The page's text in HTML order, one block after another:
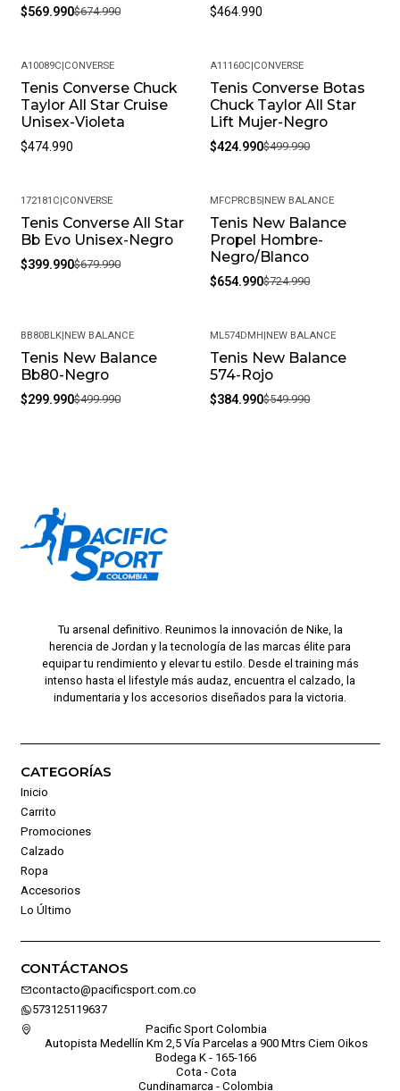
$569.990$674.990 $464.990
A10089C|CONVERSE
Tenis Converse Chuck
Taylor All Star Cruise
Unisex-Violeta
$474.990
-15%
A11160C|CONVERSE
Tenis Converse Botas
Chuck Taylor All Star
Lift Mujer-Negro
$424.990$499.990
-41%
172181C|CONVERSE
Tenis Converse All Star
Bb Evo Unisex-Negro
$399.990$679.990
-10%
MFCPRCB5|NEW BALANCE
Tenis New Balance
Propel Hombre-
Negro/Blanco
$654.990$724.990
-40%
BB80BLK|NEW BALANCE
Tenis New Balance
Bb80-Negro
$299.990$499.990
-30%
ML574DMH|NEW BALANCE
Tenis New Balance
574-Rojo
$384.990$549.990
Tu arsenal definitivo. Reunimos la innovación de Nike, la
herencia de Jordan y la tecnología de las marcas élite para
equipar tu rendimiento y elevar tu estilo. Desde el training más
intenso hasta el lifestyle más audaz, encuentra el calzado, la
indumentaria y los accesorios diseñados para la victoria.
CATEGORÍAS
Inicio
Carrito
Promociones
Calzado
Ropa
Accesorios
Lo Último
CONTÁCTANOS
contacto@pacificsport.com.co
573125119637
Pacific Sport Colombia
Autopista Medellín Km 2,5 Vía Parcelas a 900 Mtrs Ciem Oikos
Bodega K - 165-166
Cota - Cota
Cundinamarca - Colombia